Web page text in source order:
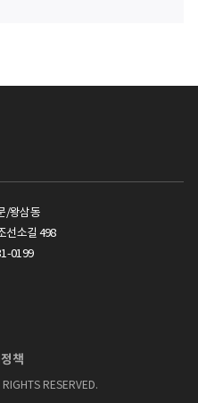
/왕삼동
선소길 498
0199
책
RESERVED.